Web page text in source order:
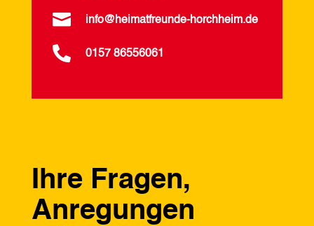
 info@heimatfreunde-horchheim.de
 0157 86556061
Ihre Fragen,
Anregungen